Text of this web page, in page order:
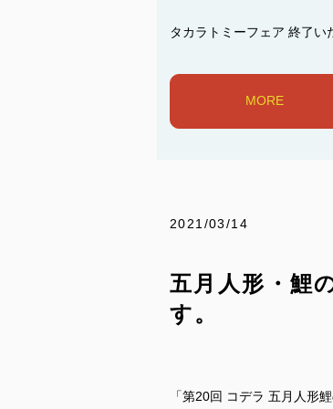
タカラトミーフェア 終了
MORE
2021/03/14
五月人形・鯉
す。
「第20回 コデラ 五月人形